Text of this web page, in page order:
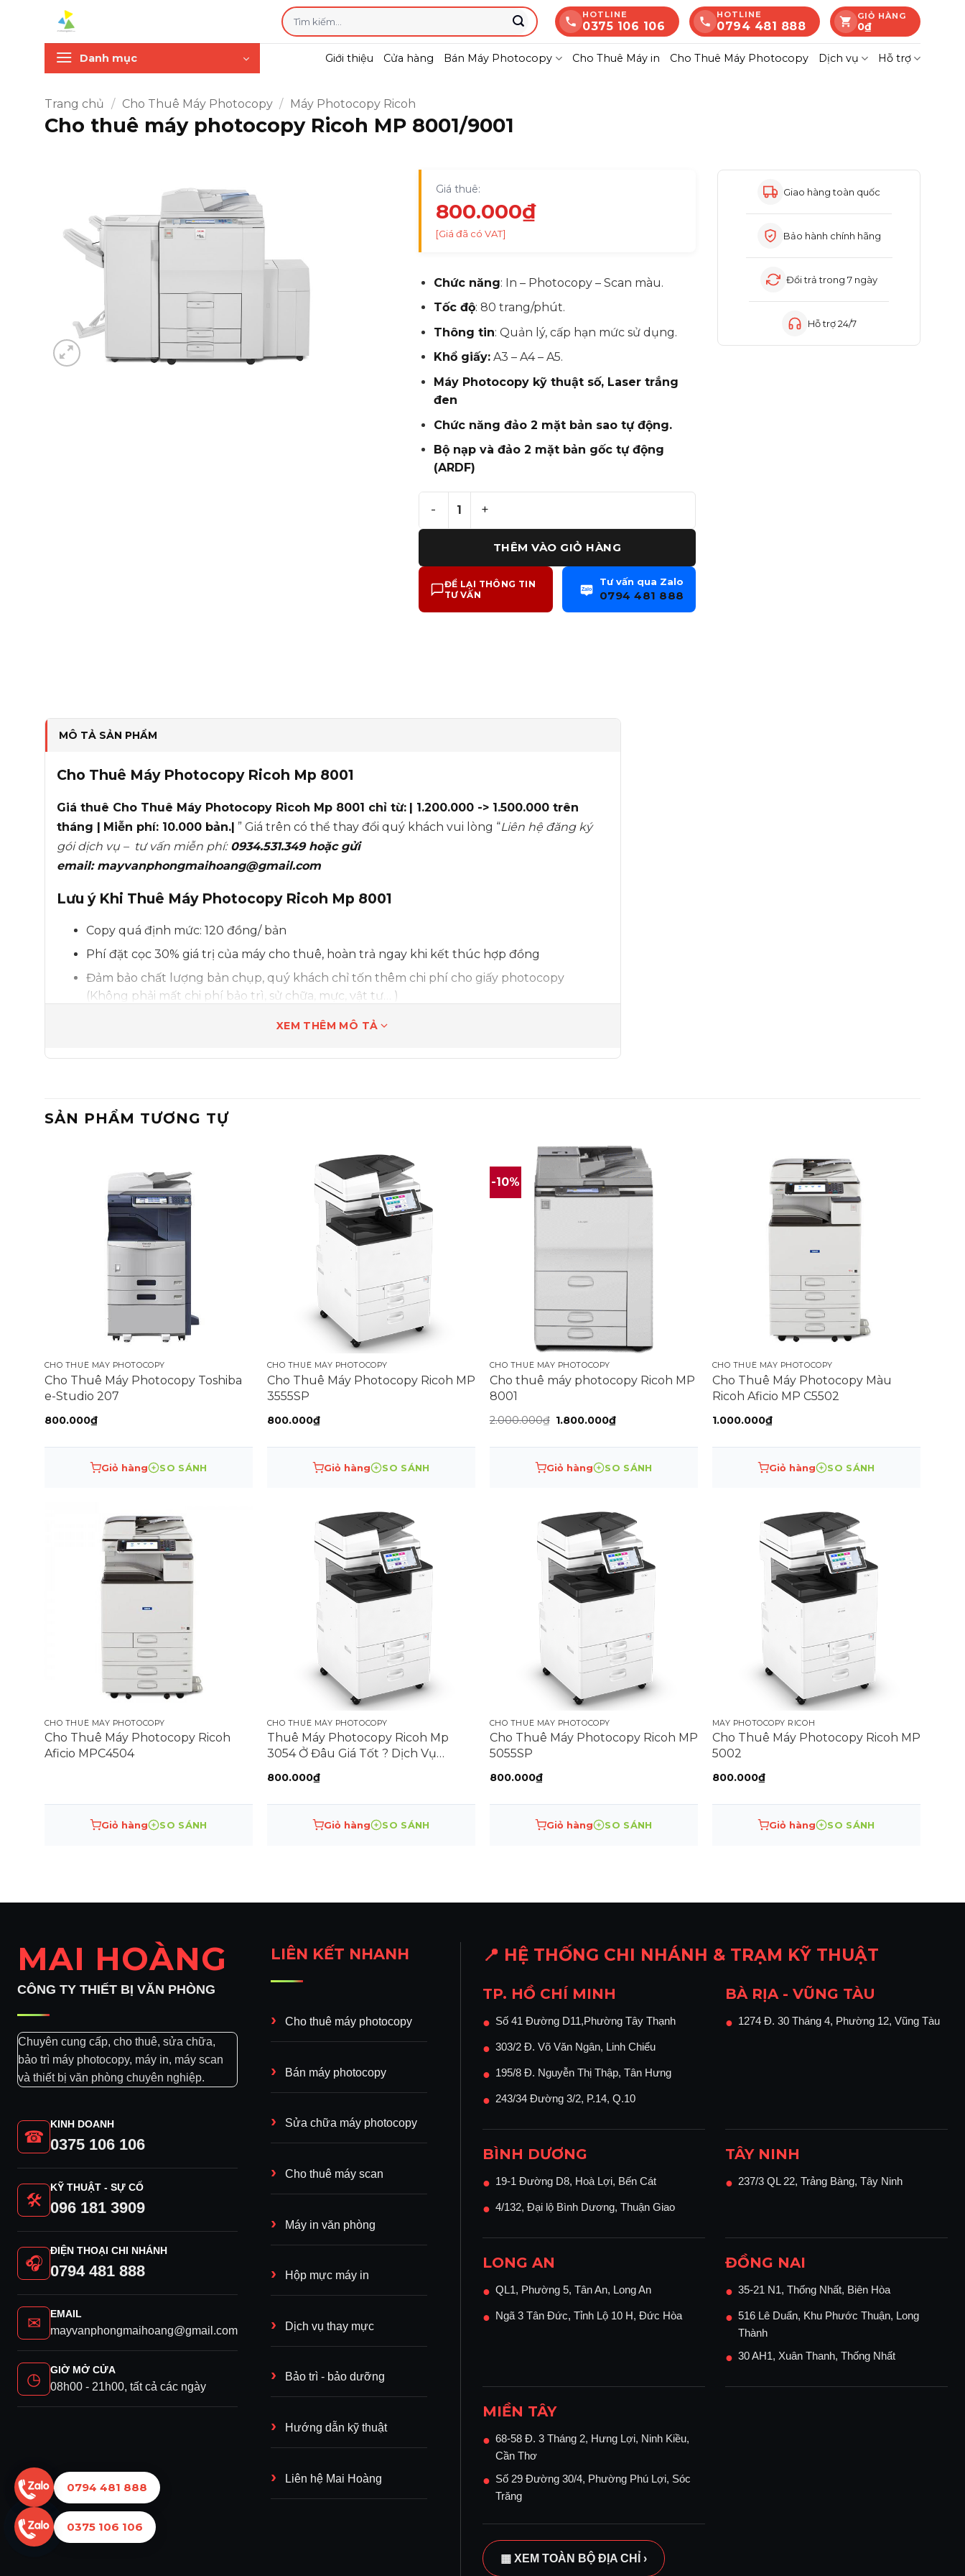
Tìm
kiếm:
HOTLINE
0375 106 106
HOTLINE
0794 481 888
GIỎ HÀNG
0₫
Danh mục Giới thiệu Cửa hàng Bán Máy Photocopy Cho Thuê Máy in Cho Thuê Máy Photocopy Dịch vụ Hỗ trợ
Trang chủ / Cho Thuê Máy Photocopy / Máy Photocopy Ricoh
Cho thuê máy photocopy Ricoh MP 8001/9001
Giá thuê:
800.000₫
[Giá đã có VAT]
Chức năng: In – Photocopy – Scan màu.
Tốc độ: 80 trang/phút.
Thông tin: Quản lý, cấp hạn mức sử dụng.
Khổ giấy:A3 – A4 – A5.
Máy Photocopy kỹ thuật số, Laser trắng
đen
Chức năng đảo 2 mặt bản sao tự động.
Bộ nạp và đảo 2 mặt bản gốc tự động
(ARDF)
Cho thuê máy photocopy Ricoh MP 8001/9001 số lượng
THÊM VÀO GIỎ HÀNG
ĐỂ LẠI THÔNG TIN
TƯ VẤN
Zalo
Tư vấn qua Zalo
0794 481 888
Giao hàng toàn quốc
Bảo hành chính hãng
Đổi trả trong 7 ngày
Hỗ trợ 24/7
MÔ TẢ SẢN PHẨM
Cho Thuê Máy Photocopy Ricoh Mp 8001
Giá thuê Cho Thuê Máy Photocopy Ricoh Mp 8001 chỉ từ: | 1.200.000 -> 1.500.000 trên
tháng | Miễn phí: 10.000 bản.| ” Giá trên có thể thay đổi quý khách vui lòng “Liên hệ đăng ký
gói dịch vụ – tư vấn miễn phí:0934.531.349 hoặc gửi
email: mayvanphongmaihoang@gmail.com
Lưu ý Khi Thuê Máy Photocopy Ricoh Mp 8001
Copy quá định mức: 120 đồng/ bản
Phí đặt cọc 30% giá trị của máy cho thuê, hoàn trả ngay khi kết thúc hợp đồng
Đảm bảo chất lượng bản chụp, quý khách chỉ tốn thêm chi phí cho giấy photocopy
(Không phải mất chi phí bảo trì, sử chữa, mực, vật tư… )
Giao hàng, lắp đặt, hướng dẫn sử dụng tận nơi và chuyển giao kỹ thuật hoàn toàn miễn
Bảng giá trên chưa bao gồm 10% V.A.T
Công suất lớn phù hợp công năng sử dụng với những doanh nghiệp có nhu cầu sao chụp
có hệ thống chống kẹt giấy, chống bám mực làm
tăng đáng kể năng suất làm việc của máy, giảm thiểu đáng kể khả năng kẹt giấy so với
những dòng máy khác.
Máy Photocopy Ricoh Aficio MP 8001
được sản xuất theo công
nghệ mới, thân thiện với môi trường, tiết kiệm năng lượng; hệ thống tái sử dụng mực thải
làm tiết kiệm mực, tăng tuổi thọ của máy, không gây hại đến môi trường, đến sức khỏe
Máy tốt độ cao, công suất mạnh, cực kỳ ổn định.
Máy mới 95%, nguyên đai, nguyên kiện, chính hãng Ricoh.
Có chứng nhận chất lượng (CQ), chứng nhận xuất xứ (CO) rõ ràng.
Công Ty Thiết Bị Văn Phòng Mai Hoàng Chuyên Cho Thuê Máy Photocopy | Chuyên Bán Máy Photocopy
XEM THÊM MÔ TẢ
SẢN PHẨM TƯƠNG TỰ
CHO THUÊ MÁY PHOTOCOPY
Cho Thuê Máy Photocopy Toshiba
e-Studio 207
800.000₫
Giỏ hàng SO SÁNH
CHO THUÊ MÁY PHOTOCOPY
Cho Thuê Máy Photocopy Ricoh MP
3555SP
800.000₫
Giỏ hàng SO SÁNH
-10%
CHO THUÊ MÁY PHOTOCOPY
Cho thuê máy photocopy Ricoh MP
8001
2.000.000₫ Giá
2.000.000₫.
1.800.000₫Giá
là:
1.800.000₫.
Giỏ hàng SO SÁNH
CHO THUÊ MÁY PHOTOCOPY
Cho Thuê Máy Photocopy Màu
Ricoh Aficio MP C5502
1.000.000₫
Giỏ hàng SO SÁNH
CHO THUÊ MÁY PHOTOCOPY
Cho Thuê Máy Photocopy Ricoh
Aficio MPC4504
Giỏ hàng SO SÁNH
CHO THUÊ MÁY PHOTOCOPY
Thuê Máy Photocopy Ricoh Mp
3054 Ở Đâu Giá Tốt ? Dịch Vụ
800.000₫
Giỏ hàng SO SÁNH
CHO THUÊ MÁY PHOTOCOPY
Cho Thuê Máy Photocopy Ricoh MP
5055SP
800.000₫
Giỏ hàng SO SÁNH
MÁY PHOTOCOPY RICOH
Cho Thuê Máy Photocopy Ricoh MP
5002
800.000₫
Giỏ hàng SO SÁNH
MAI HOÀNG
CÔNG TY THIẾT BỊ VĂN PHÒNG
Chuyên cung cấp, cho thuê, sửa chữa,
bảo trì máy photocopy, máy in, máy scan
và thiết bị văn phòng chuyên nghiệp.
☎
KINH DOANH
0375 106 106
🛠
KỸ THUẬT - SỰ CỐ
096 181 3909
🎧
ĐIỆN THOẠI CHI NHÁNH
0794 481 888
✉ EMAIL
mayvanphongmaihoang@gmail.com
◷ GIỜ MỞ CỬA
08h00 - 21h00, tất cả các ngày
LIÊN KẾT NHANH
Cho thuê máy photocopy
Bán máy photocopy
Sửa chữa máy photocopy
Cho thuê máy scan
Máy in văn phòng
Hộp mực máy in
Dịch vụ thay mực
Bảo trì - bảo dưỡng
Hướng dẫn kỹ thuật
Liên hệ Mai Hoàng
📍 HỆ THỐNG CHI NHÁNH & TRẠM KỸ THUẬT
TP. HỒ CHÍ MINH
● Số 41 Đường D11,Phường Tây Thạnh
● 303/2 Đ. Võ Văn Ngân, Linh Chiểu
● 195/8 Đ. Nguyễn Thị Thập, Tân Hưng
● 243/34 Đường 3/2, P.14, Q.10
BÀ RỊA - VŨNG TÀU
● 1274 Đ. 30 Tháng 4, Phường 12, Vũng Tàu
BÌNH DƯƠNG
● 19-1 Đường D8, Hoà Lợi, Bến Cát
● 4/132, Đại lộ Bình Dương, Thuận Giao
TÂY NINH
● 237/3 QL 22, Trảng Bàng, Tây Ninh
LONG AN
● QL1, Phường 5, Tân An, Long An
● Ngã 3 Tân Đức, Tỉnh Lộ 10 H, Đức Hòa
ĐỒNG NAI
● 35-21 N1, Thống Nhất, Biên Hòa
● 516 Lê Duẩn, Khu Phước Thuận, Long
Thành
● 30 AH1, Xuân Thanh, Thống Nhất
MIỀN TÂY
● 68-58 Đ. 3 Tháng 2, Hưng Lợi, Ninh Kiều,
Cần Thơ
● Số 29 Đường 30/4, Phường Phú Lợi, Sóc
Trăng
▦ XEM TOÀN BỘ ĐỊA CHỈ ›
0794 481 888
0375 106 106